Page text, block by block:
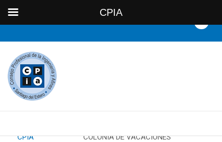
ByCPIA Category: COLONIA DE VACACIONES
CPIA